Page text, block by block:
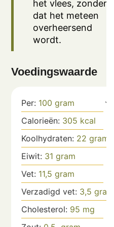
het vlees, zonder
dat het meteen
overheersend
wordt.
Voedingswaarde
Per: 100 gram
Calorieën: 305 kcal
Koolhydraten: 22 gram
Eiwit: 31 gram
Vet: 11,5 gram
Verzadigd vet: 3,5 gram
Cholesterol: 95 mg